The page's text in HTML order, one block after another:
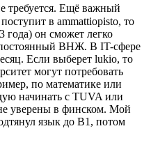
требуется. Ещё важный
в ammattiopisto, то
года) он сможет легко
постоянный ВНЖ. В IT-сфере
Если выберет lukio, то
могут потребовать
по математике или
начинать с TUVA или
уверены в финском. Мой
язык до B1, потом